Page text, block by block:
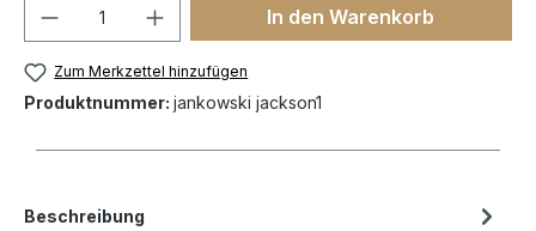
In den Warenkorb
Zum Merkzettel hinzufügen
Produktnummer: jankowski jackson1
Beschreibung